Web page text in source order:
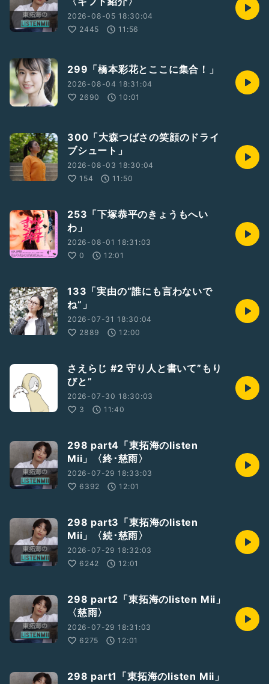
2026-08-05 18:30:04
2445
11:56
299「橋本彩花とここに集合！」
2026-08-04 18:31:04
2690
10:01
300「大森つばさの笑顔のドライ
ブシュート」
2026-08-03 18:30:04
154
11:50
253「下塚恭平のきょうもへい
わ」
2026-08-01 18:31:03
0
12:01
133「実由の“誰にも言わないで
ね”」
2026-07-31 18:30:04
2889
12:00
さえらじ #2 守り人と書いて”もり
びと”
2026-07-30 18:30:03
3
11:40
298 part4「東拓海のlisten
Mii」〈終･慈雨〉
2026-07-29 18:33:03
6392
12:01
298 part3「東拓海のlisten
Mii」〈続･慈雨〉
2026-07-29 18:32:03
6242
12:01
298 part2「東拓海のlisten Mii」
〈慈雨〉
2026-07-29 18:31:03
6275
12:01
298 part1「東拓海のlisten Mii」